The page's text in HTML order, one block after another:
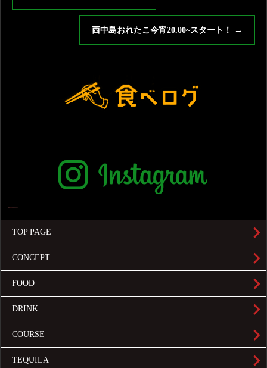
西中島おれたこ今宵20.00~スタート！ →
TOP PAGE
CONCEPT
FOOD
DRINK
COURSE
TEQUILA